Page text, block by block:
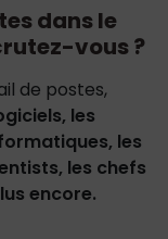
dans le
vous ?
de postes,
les
les
les chefs
encore.